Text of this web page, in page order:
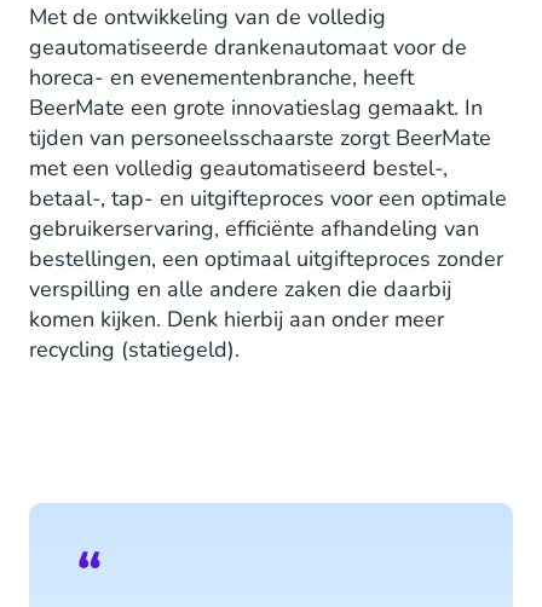
Met de ontwikkeling van de volledig
geautomatiseerde drankenautomaat voor de
horeca- en evenementenbranche, heeft
BeerMate een grote innovatieslag gemaakt. In
tijden van personeelsschaarste zorgt BeerMate
met een volledig geautomatiseerd bestel-,
betaal-, tap- en uitgifteproces voor een optimale
gebruikerservaring, efficiënte afhandeling van
bestellingen, een optimaal uitgifteproces zonder
verspilling en alle andere zaken die daarbij
komen kijken. Denk hierbij aan onder meer
recycling (statiegeld).